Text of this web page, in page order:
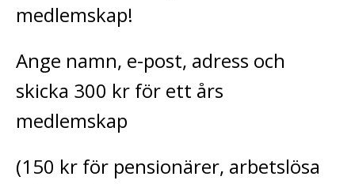
medlemskap!
Ange namn, e-post, adress och
skicka 300 kr för ett års
medlemskap
(150 kr för pensionärer, arbetslösa